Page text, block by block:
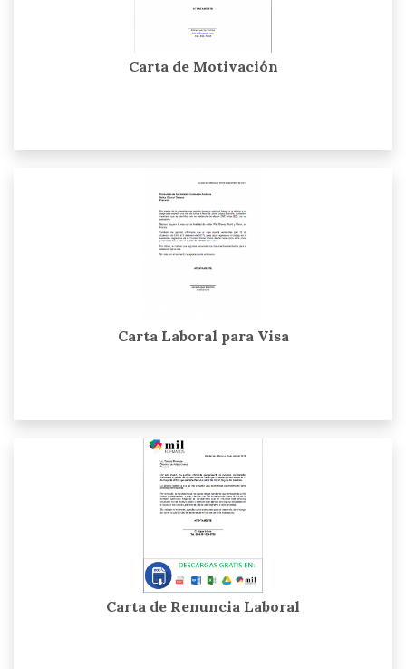
Carta de Motivación
Carta Laboral para Visa
Carta de Renuncia Laboral